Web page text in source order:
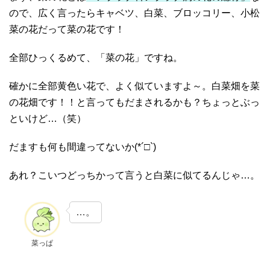
ので、広く言ったらキャベツ、白菜、ブロッコリー、小松
菜の花だって菜の花です！
全部ひっくるめて、「菜の花」ですね。
確かに全部黄色い花で、よく似ていますよ～。白菜畑を菜
の花畑です！！と言ってもだまされるかも？ちょっとぶっ
といけど…（笑）
だますも何も間違ってないか(*´□`)
あれ？こいつどっちかって言うと白菜に似てるんじゃ…。
菜っぱ
…。